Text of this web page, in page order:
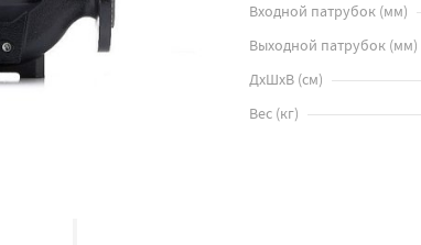
Входной патрубок (мм)
Выходной патрубок (мм)
ДхШхВ (см)
Вес (кг)